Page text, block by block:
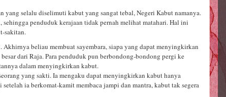
yang selalu diselimuti kabut yang sangat tebal, Negeri Kabut namanya.
sehingga penduduk kerajaan tidak pernah melihat matahari. Hal ini
sakitan.
Akhirnya beliau membuat sayembara, siapa yang dapat menyingkirkan
dari Raja. Para penduduk pun berbondong-bondong pergi ke
dalam menyingkirkan kabut.
yang sakti. Ia mengaku dapat menyingkirkan kabut hanya
ia berkomat-kamit membaca jampi dan mantra, kabut tak segera